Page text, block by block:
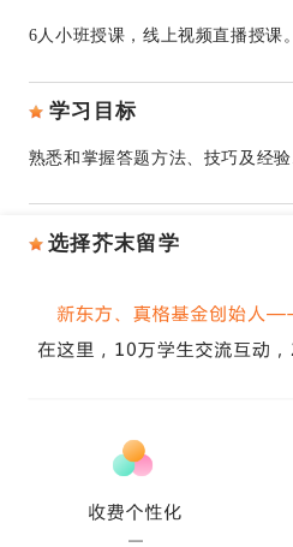
6人小班授课，线上视频直播授课。
学习目标
熟悉和掌握答题方法、技巧及经验.
选择芥末留学